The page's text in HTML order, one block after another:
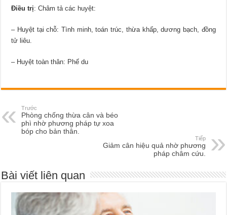
Điều trị: Châm tả các huyệt:
– Huyệt tại chỗ: Tình minh, toán trúc, thừa khấp, dương bạch, đồng
tử liêu.
– Huyệt toàn thân: Phế du
Trước
Phòng chống thừa cân và béo
phì nhờ phương pháp tự xoa
bóp cho bản thân.
Tiếp
Giảm cân hiệu quả nhờ phương
pháp châm cứu.
Bài viết liên quan